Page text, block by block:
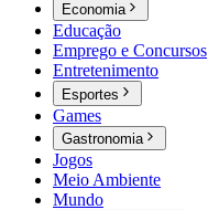
Economia
Educação
Emprego e Concursos
Entretenimento
Esportes
Games
Gastronomia
Jogos
Meio Ambiente
Mundo